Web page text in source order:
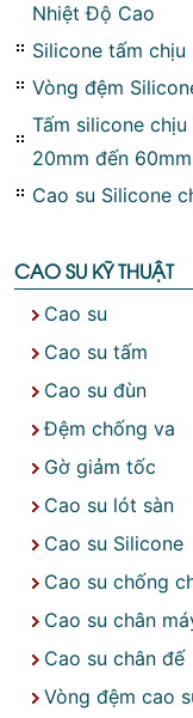
Nhiệt Độ Cao
Silicone tấm chịu
Vòng đệm
Tấm silicone chịu
20mm đến 60mm
Cao su Silicone
CAO SU KỸ THUẬT
Cao su
Cao su tấm
Cao su đùn
Đệm chống va
Gờ giảm tốc
Cao su lót sàn
Cao su Silicone
Cao su chống
Cao su chân
Cao su chân đế
Vòng đệm cao